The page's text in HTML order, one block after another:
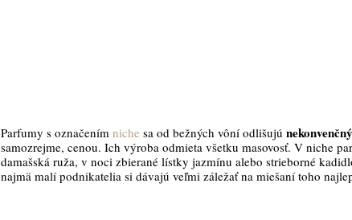
Parfumy s označením niche sa od bežných vôní odlišujú
samozrejme, cenou. Ich výroba odmieta všetku masovosť. V niche
damašská ruža, v noci zbierané lístky jazmínu alebo strieborné
najmä malí podnikatelia si dávajú veľmi záležať na miešaní toho